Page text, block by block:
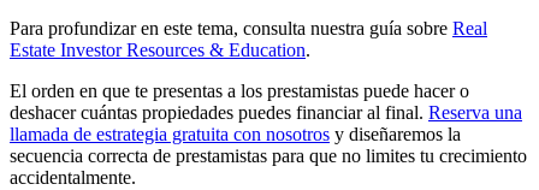
Para profundizar en este tema, consulta nuestra guía sobre Real
Estate Investor Resources & Education.
El orden en que te presentas a los prestamistas puede hacer o
deshacer cuántas propiedades puedes financiar al final. Reserva una
llamada de estrategia gratuita con nosotros y diseñaremos la
secuencia correcta de prestamistas para que no limites tu crecimiento
accidentalmente.